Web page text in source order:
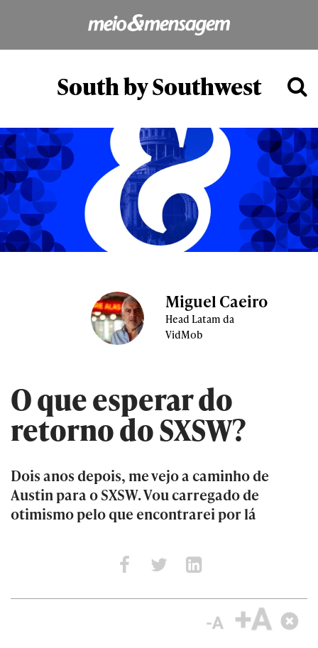
South by Southwest
Miguel Caeiro
Head Latam da
VidMob
O que esperar do
retorno do SXSW?
Dois anos depois, me vejo a caminho de
Austin para o SXSW. Vou carregado de
otimismo pelo que encontrarei por lá